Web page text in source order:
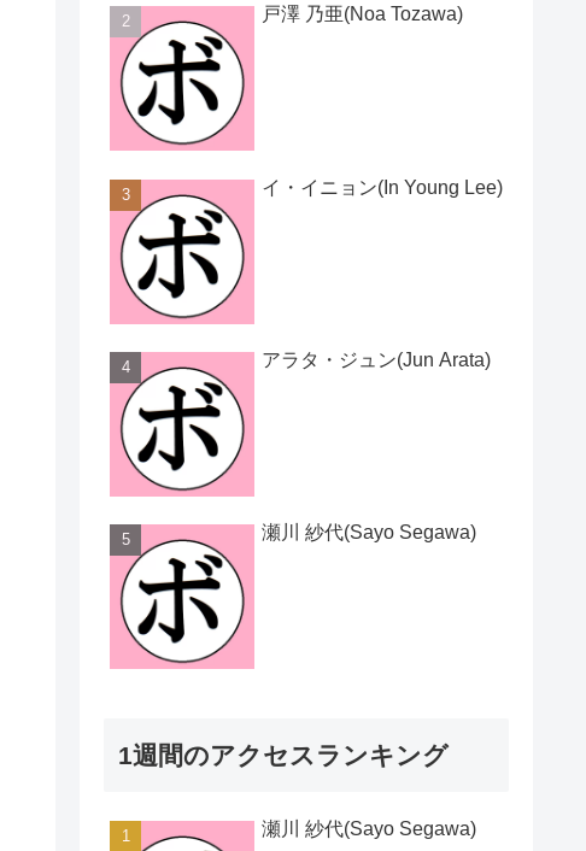
戸澤 乃亜(Noa Tozawa)
イ・イニョン(In Young Lee)
アラタ・ジュン(Jun Arata)
瀬川 紗代(Sayo Segawa)
1週間のアクセスランキング
瀬川 紗代(Sayo Segawa)